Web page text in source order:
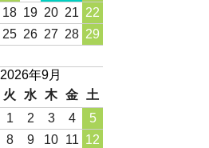
18 19 20 21 22
25 26 27 28 29
2026年9月
火 水 木 金
土
1
2 3 4
5
8 9 10 11 12